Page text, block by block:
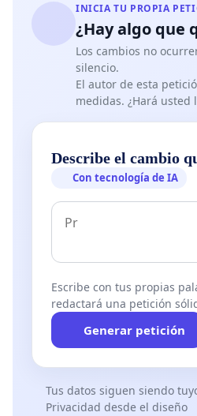
INICIA TU PROPIA
¿Hay algo que
Los cambios no
silencio.
El autor de esta
medidas. ¿Hará usted
Describe el cambio
Con tecnología de IA
Escribe con tus propias
redactará una petición
Generar petición
Tus datos siguen siendo
Privacidad desde el diseño